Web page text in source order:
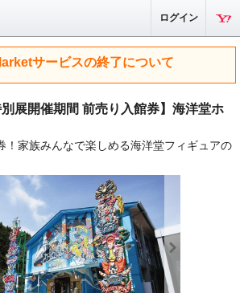
ログイン
サービスの終了について
展開催期間 前売り入館券】海洋堂ホ
！家族みんなで楽しめる海洋堂フィギュアの